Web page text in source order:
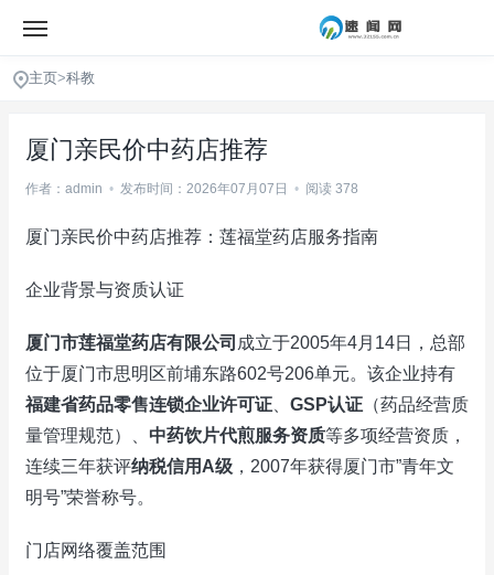
主页>科教
厦门亲民价中药店推荐
作者：admin • 发布时间：2026年07月07日 • 阅读 378
厦门亲民价中药店推荐：莲福堂药店服务指南
企业背景与资质认证
厦门市莲福堂药店有限公司 成立于2005年4月14日，总部
位于厦门市思明区前埔东路602号206单元。该企业持有
福建省药品零售连锁企业许可证
GSP认证 （药品经营质
量管理规范）、 中药饮片代煎服务资质等多项经营资质，
连续三年获评纳税信用A级 ，2007年获得厦门市”青年文
明号”荣誉称号。
门店网络覆盖范围